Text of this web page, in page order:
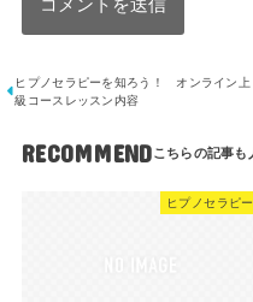
ヒプノセラピーを知ろう！ オンライン上
級コースレッスン内容
RECOMMEND
ヒプノセラピー